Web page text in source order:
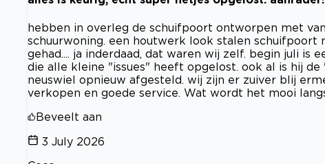
hebben in overleg de schuifpoort ontworpen met
schuurwoning. een houtwerk look stalen
gehad.... ja inderdaad, dat waren wij zelf. begin juli is
die alle kleine "issues" heeft opgelost. ook al is hij
neuswiel opnieuw afgesteld. wij zijn er zuiver blij
verkopen en goede service. Wat wordt het mooi
Beveelt aan
3 July 2026